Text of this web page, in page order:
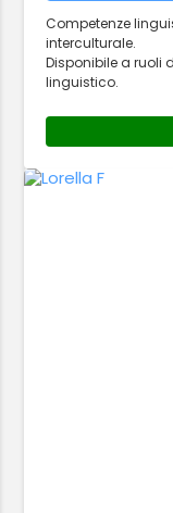
Competenze
interculturale.
Disponibile a ruoli
linguistico.